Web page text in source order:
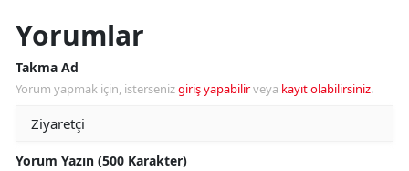
Yorumlar
Takma Ad
Yorum yapmak için, istersenizgiriş yapabilirveya kayıt olabilirsiniz.
Yorum Yazın (500 Karakter)